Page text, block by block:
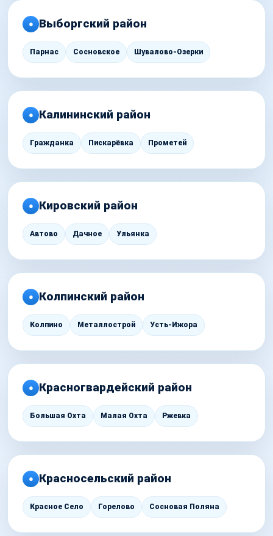
● Выборгский район
Парнас Сосновское Шувалово-Озерки
● Калининский район
Гражданка Пискарёвка Прометей
● Кировский район
Автово Дачное Ульянка
● Колпинский район
Колпино Металлострой Усть-Ижора
● Красногвардейский район
Большая Охта Малая Охта Ржевка
● Красносельский район
Красное Село Горелово Сосновая Поляна